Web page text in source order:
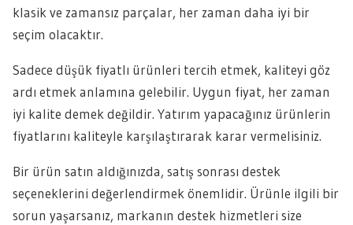
klasik ve zamansız parçalar, her zaman daha iyi bir
seçim olacaktır.
Sadece düşük fiyatlı ürünleri tercih etmek, kaliteyi göz
ardı etmek anlamına gelebilir. Uygun fiyat, her zaman
iyi kalite demek değildir. Yatırım yapacağınız ürünlerin
fiyatlarını kaliteyle karşılaştırarak karar vermelisiniz.
Bir ürün satın aldığınızda, satış sonrası destek
seçeneklerini değerlendirmek önemlidir. Ürünle ilgili bir
sorun yaşarsanız, markanın destek hizmetleri size